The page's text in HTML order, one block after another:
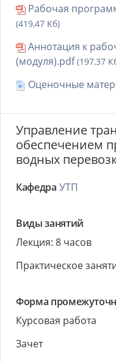
Рабочая
(419,47 Кб)
Аннотация к
(модуля).pdf(197,37
Оценочные
Управление
обеспечением
водных
Кафедра УТП
Виды занятий
Лекция: 8 часов
Практическое
Форма
Курсовая работа
Зачет